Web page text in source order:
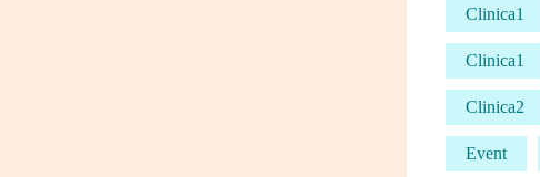
Clinica1
Clinica1
Clinica2
Event